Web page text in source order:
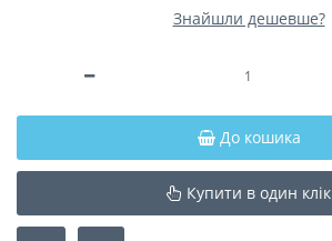
Знайшли дешевше?
До кошика
Купити в один клік